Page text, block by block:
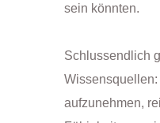
sein könnten.
Schlussendlich
aufzunehmen,